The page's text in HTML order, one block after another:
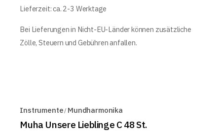
Lieferzeit: ca. 2-3 Werktage
Bei Lieferungen in Nicht-EU-Länder können zusätzliche
Zölle, Steuern und Gebühren anfallen.
Instrumente Mundharmonika
Muha Unsere Lieblinge C 48 St.